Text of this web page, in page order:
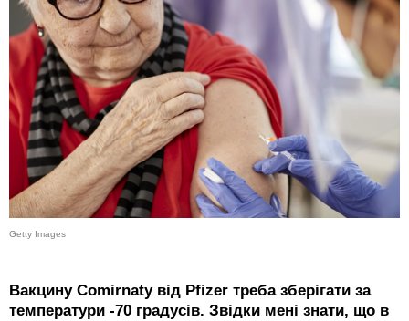
Getty Images
Вакцину Comirnaty від Pfizer треба зберігати за
температури -70 градусів. Звідки мені знати, що в